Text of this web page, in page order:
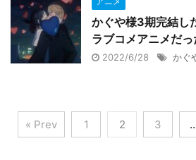
かぐや様3期完結し
ラブコメアニメだっ
2022/6/28 かぐ
« Prev 1 2 3